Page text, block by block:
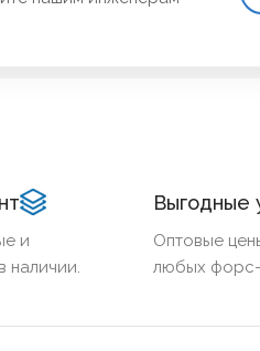
и
наличии.
Выгодные
Оптовые
любых